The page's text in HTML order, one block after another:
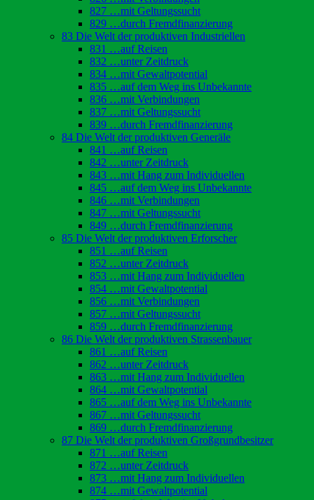
827 …mit Geltungssucht
829 …durch Fremdfinanzierung
83 Die Welt der produktiven Industriellen
831 …auf Reisen
832 …unter Zeitdruck
834 …mit Gewaltpotential
835 …auf dem Weg ins Unbekannte
836 …mit Verbindungen
837 …mit Geltungssucht
839 …durch Fremdfinanzierung
84 Die Welt der produktiven Generäle
841 …auf Reisen
842 …unter Zeitdruck
843 …mit Hang zum Individuellen
845 …auf dem Weg ins Unbekannte
846 …mit Verbindungen
847 …mit Geltungssucht
849 …durch Fremdfinanzierung
85 Die Welt der produktiven Erforscher
851 …auf Reisen
852 …unter Zeitdruck
853 …mit Hang zum Individuellen
854 …mit Gewaltpotential
856 …mit Verbindungen
857 …mit Geltungssucht
859 …durch Fremdfinanzierung
86 Die Welt der produktiven Strassenbauer
861 …auf Reisen
862 …unter Zeitdruck
863 …mit Hang zum Individuellen
864 …mit Gewaltpotential
865 …auf dem Weg ins Unbekannte
867 …mit Geltungssucht
869 …durch Fremdfinanzierung
87 Die Welt der produktiven Großgrundbesitzer
871 …auf Reisen
872 …unter Zeitdruck
873 …mit Hang zum Individuellen
874 …mit Gewaltpotential